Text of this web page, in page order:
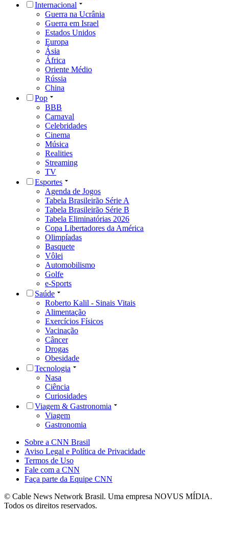
Internacional
Guerra na Ucrânia
Guerra em Israel
Estados Unidos
Europa
Ásia
África
Oriente Médio
Rússia
China
Pop
BBB
Carnaval
Celebridades
Cinema
Música
Realities
Streaming
TV
Esportes
Agenda de Jogos
Tabela Brasileirão Série A
Tabela Brasileirão Série B
Tabela Eliminatórias 2026
Copa Libertadores da América
Olimpíadas
Basquete
Vôlei
Automobilismo
Golfe
e-Sports
Saúde
Roberto Kalil - Sinais Vitais
Alimentação
Exercícios Físicos
Vacinação
Câncer
Drogas
Obesidade
Tecnologia
Nasa
Ciência
Curiosidades
Viagem & Gastronomia
Viagem
Gastronomia
Sobre a CNN Brasil
Aviso Legal e Política de Privacidade
Termos de Uso
Fale com a CNN
Faça parte da Equipe CNN
© Cable News Network Brasil. Uma empresa NOVUS MÍDIA.
Todos os direitos reservados.